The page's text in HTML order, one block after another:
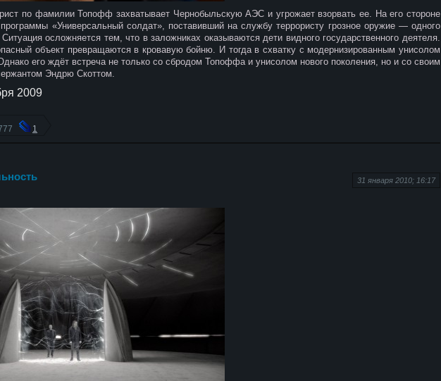
по фамилии Топофф захватывает Чернобыльскую АЭС и угрожает взорвать ее. На его стороне
«Универсальный солдат», поставивший на службу террористу грозное оружие — одного
осложняется тем, что в заложниках оказываются дети видного государственного деятеля.
объект превращаются в кровавую бойню. И тогда в схватку с модернизированным унисолом
его ждёт встреча не только со сбродом Топоффа и унисолом нового поколения, но и со своим
Эндрю Скоттом.
2009
1
31 января 2010; 16:17